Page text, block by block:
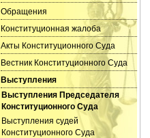
Обращения
Конституционная жалоба
Акты Конституционного Суда
Вестник Конституционного Суда
Выступления
Выступления Председателя
Конституционного Суда
Выступления судей
Конституционного Суда